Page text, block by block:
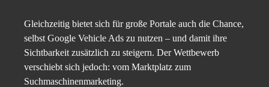
Gleichzeitig bietet sich für große Portale auch die Chance,
selbst Google Vehicle Ads zu nutzen – und damit ihre
Sichtbarkeit zusätzlich zu steigern. Der Wettbewerb
verschiebt sich jedoch: vom Marktplatz zum
Suchmaschinenmarketing.